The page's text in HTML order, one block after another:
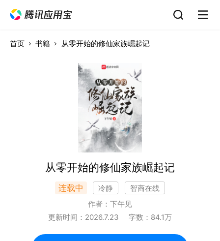
首页 书籍 从零开始的修仙家族崛起记
从零开始的修仙家族崛起记
连载中 冷静
智商在线
作者： 下午见
更新时间： 2026.7.23 字数： 84.1万